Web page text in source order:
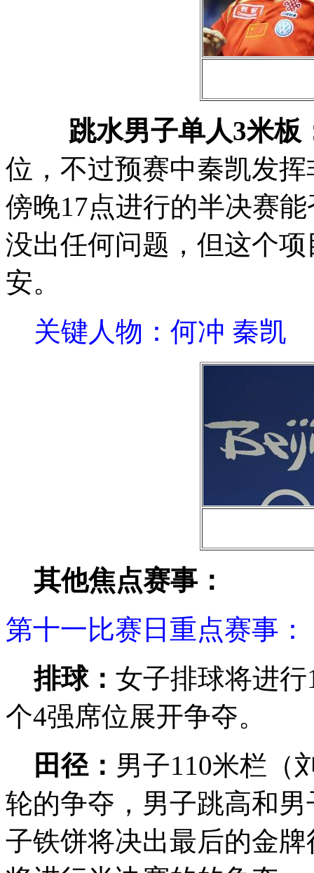
跳水男子单人3米板
位，不过预赛中秦凯发
傍晚17点进行的半决赛
没出任何问题，但这个
安。
关键人物：何冲 秦凯
其他焦点赛事：
第十一比赛日重点赛事：
排球： 女子排球将进
个4强席位展开争夺。
田径： 男子110米栏（
轮的争夺，男子跳高和
子铁饼将决出最后的金